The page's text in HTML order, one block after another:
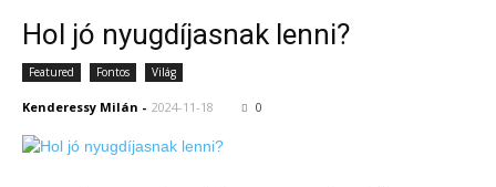
Hol jó nyugdíjasnak lenni?
Featured Fontos Világ
Kenderessy Milán - 2024-11-18 0